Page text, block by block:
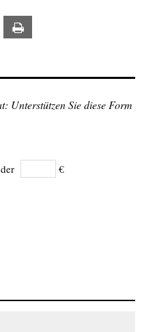
Email
Unterstützen Sie diese Form
€